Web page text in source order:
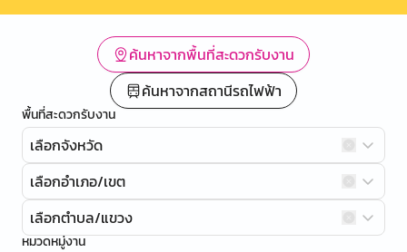
ค้นหาจากพื้นที่สะดวกรับงาน
ค้นหาจากสถานีรถไฟฟ้า
พื้นที่สะดวกรับงาน
เลือกจังหวัด
เลือกอำเภอ/เขต
เลือกตำบล/แขวง
หมวดหมู่งาน